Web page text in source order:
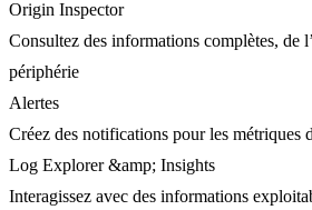
Origin Inspector
Consultez des informations complètes, de
périphérie
Alertes
Créez des notifications pour les métriques
Log Explorer &amp; Insights
Interagissez avec des informations